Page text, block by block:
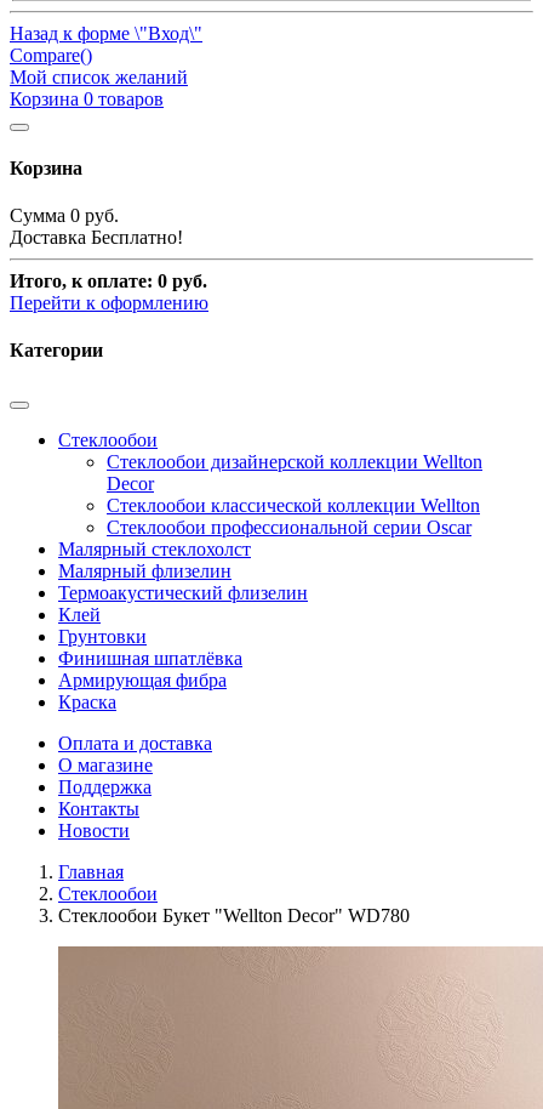
Назад к форме \"Вход\"
Compare()
Мой список желаний
Корзина 0 товаров
Корзина
Сумма 0 руб.
Доставка Бесплатно!
Итого, к оплате: 0 руб.
Перейти к оформлению
Категории
Стеклообои
Стеклообои дизайнерской коллекции Wellton
Decor
Стеклообои классической коллекции Wellton
Стеклообои профессиональной серии Oscar
Малярный стеклохолст
Малярный флизелин
Термоакустический флизелин
Клей
Грунтовки
Финишная шпатлёвка
Армирующая фибра
Краска
Оплата и доставка
О магазине
Поддержка
Контакты
Новости
Главная
Стеклообои
Стеклообои Букет "Wellton Decor" WD780